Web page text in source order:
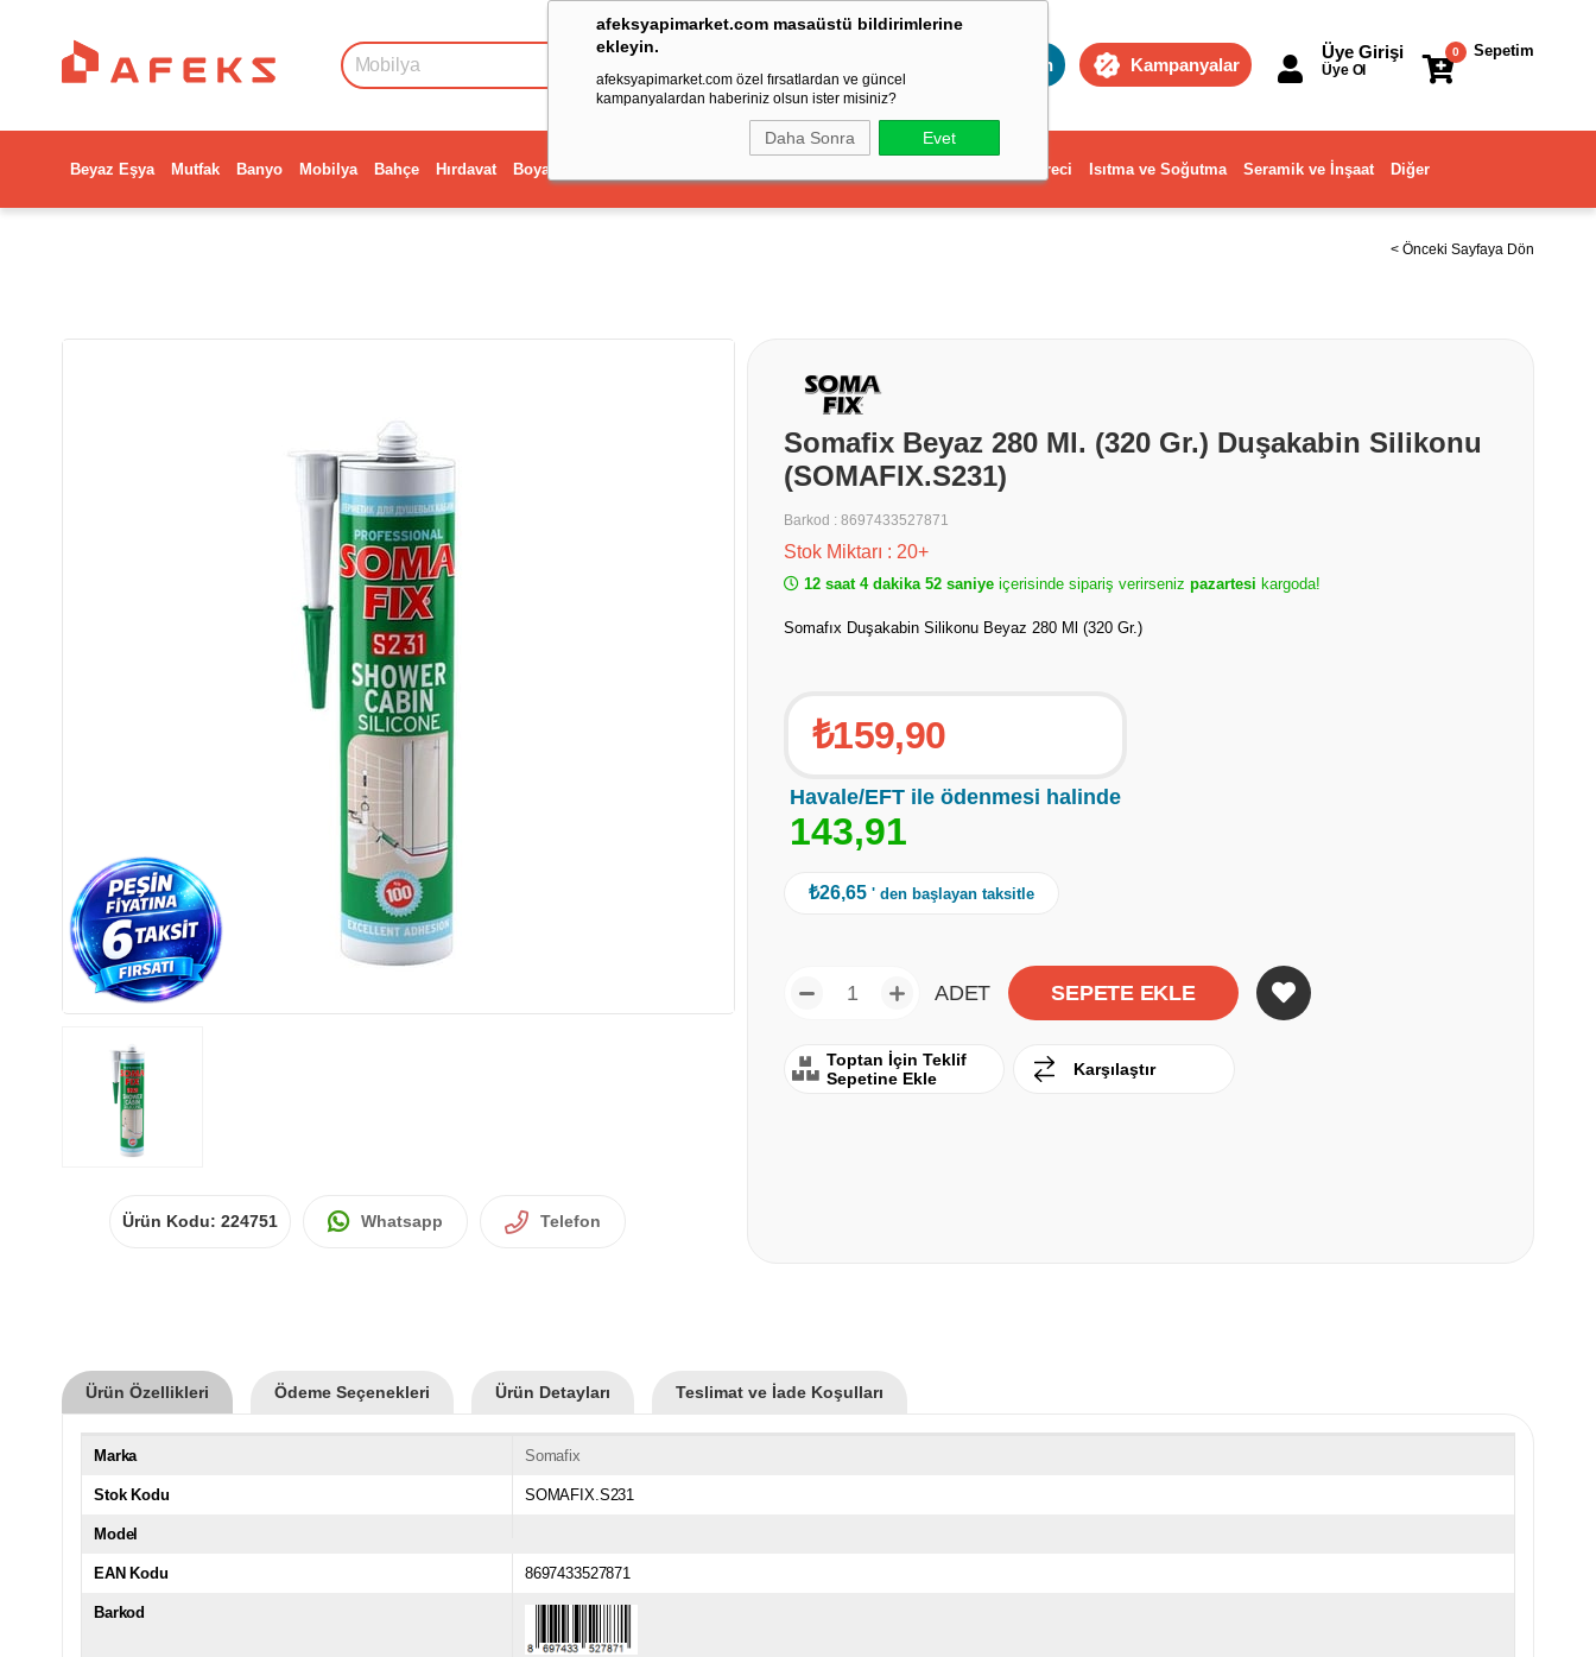
afeksyapimarket.com masaüstü bildirimlerine
ekleyin.
afeksyapimarket.com özel fırsatlardan ve güncel
kampanyalardan haberiniz olsun ister misiniz?
Daha Sonra Evet
Toptan Kampanyalar
Sepetim
0
Üye Girişi
Üye Ol
Beyaz Eşya Mutfak Banyo Mobilya Bahçe Hırdavat Boya Dekorasyon ve Ev Gereci Isıtma ve Soğutma Seramik ve İnşaat Diğer
< Önceki Sayfaya Dön
Ürün Kodu: 224751 Whatsapp Telefon
Somafix Beyaz 280 Ml. (320 Gr.) Duşakabin Silikonu
(SOMAFIX.S231)
Barkod : 8697433527871
Stok Miktarı : 20+
12 saat 4 dakika 51 saniye içerisinde sipariş verirseniz pazartesi kargoda!
Somafıx Duşakabin Silikonu Beyaz 280 Ml (320 Gr.)
₺159,90
Havale/EFT ile ödenmesi halinde
143,91
₺26,65 ' den başlayan taksitle
ADET
Toptan İçin Teklif
Sepetine Ekle
Karşılaştır
Ürün Özellikleri Ödeme Seçenekleri Ürün Detayları Teslimat ve İade Koşulları
Marka Somafix
Stok Kodu SOMAFIX.S231
Model
EAN Kodu 8697433527871
Barkod